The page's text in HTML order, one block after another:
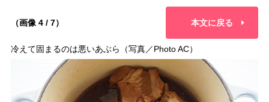
（画像 4 / 7） 本文に戻る
冷えて固まるのは悪いあぶら（写真／Photo AC）